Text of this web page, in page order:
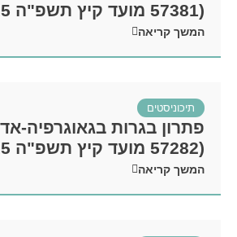
(57381 מועד קיץ תשפ"ה 2025)
המשך קריאה
תיכוניסטים
פתרון בגרות בגאוגרפיה-
(57282 מועד קיץ תשפ"ה 2025)
המשך קריאה